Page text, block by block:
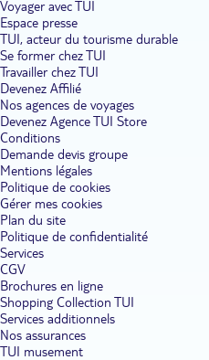
étals chamarrés de ce marché
voulez vous procurer des
Votre hôtel ou votre club à Agadir
joindre à une excursion vers
techniques ancestrales de travail
d'Agadir, avec son sable fin et ses
détente et de farniente. Taroudant,
du pays, vous reçoit à quelques
Visiter Agadir pour découvrir les
points forts d'Agadir, c'est sa
kilomètres de l'Atlas et de la route
miraculeuses et canyons
l'opportunité de contempler des
gagnent à la faveur d'une
pour une escapade haute en
à destination de Tafraout, une ville
et roses accrochées à la falaise.
renommés du Maroc. Les ruches
qui culmine à 1 300 mètres
palmiers, les gorges et les oasis.
villages berbères aux modes de
Vallée des Oiseaux, parc
Voyager avec TUI
Espace presse
TUI, acteur du tourisme durable
Se former chez TUI
Travailler chez TUI
Devenez Affilié
Nos agences de voyages
Devenez Agence TUI Store
Conditions
Demande devis groupe
Mentions légales
Politique de cookies
Gérer mes cookies
Plan du site
Politique de confidentialité
Services
CGV
Brochures en ligne
Shopping Collection TUI
Services additionnels
Nos assurances
TUI musement